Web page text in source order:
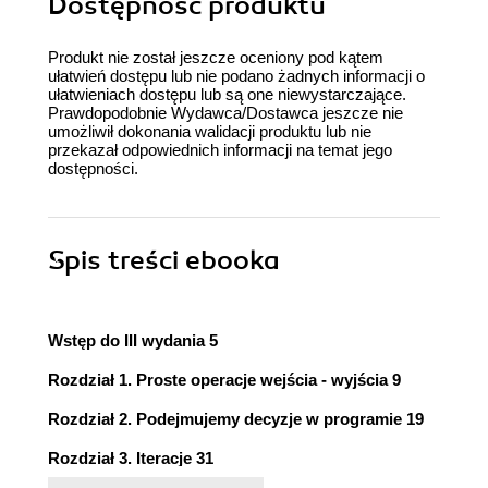
Produkt nie został jeszcze oceniony pod kątem
ułatwień dostępu lub nie podano żadnych informacji o
ułatwieniach dostępu lub są one niewystarczające.
Prawdopodobnie Wydawca/Dostawca jeszcze nie
umożliwił dokonania walidacji produktu lub nie
przekazał odpowiednich informacji na temat jego
dostępności.
Spis treści ebooka
Wstęp do III wydania 5
Rozdział 1. Proste operacje wejścia - wyjścia 9
Rozdział 2. Podejmujemy decyzje w programie 19
Rozdział 3. Iteracje 31